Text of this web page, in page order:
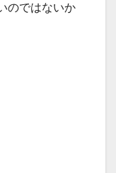
のではないか